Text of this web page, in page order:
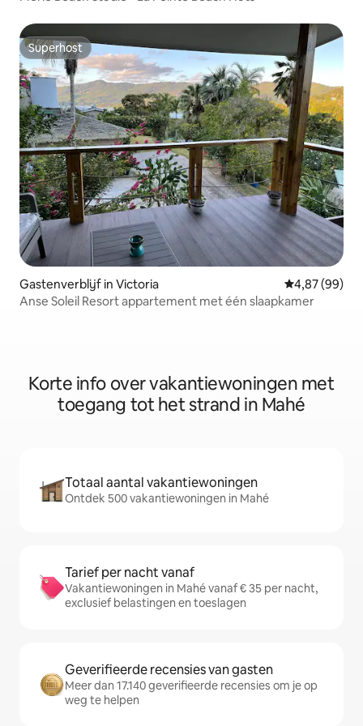
Superhost
Superhost
Gastenverblijf in Victoria Gemiddelde
4,87 (99)
Anse Soleil Resort appartement met één slaapkamer
Korte info over vakantiewoningen met
toegang tot het strand in Mahé
Totaal aantal vakantiewoningen
Ontdek 500 vakantiewoningen in Mahé
Tarief per nacht vanaf
Vakantiewoningen in Mahé vanaf € 35 per nacht,
exclusief belastingen en toeslagen
Geverifieerde recensies van gasten
Meer dan 17.140 geverifieerde recensies om je op
weg te helpen